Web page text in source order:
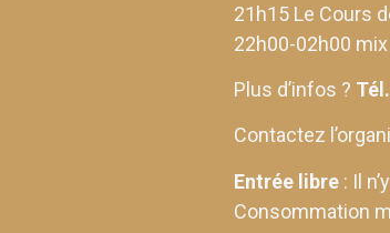
21h15 Le Cours
22h00-02h00
Plus d’infos ? Tél.
Contactez
Entrée libre : Il
Consommation